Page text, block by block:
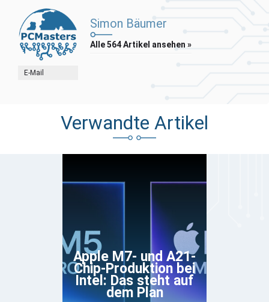
E-Mail
Simon Bäumer
Alle 564 Artikel ansehen »
Verwandte Artikel
Apple M7- und A21-
Chip-Produktion bei
Intel: Das steht auf
dem Plan